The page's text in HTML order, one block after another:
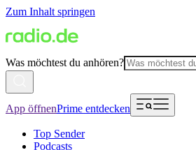
Zum Inhalt springen
Was möchtest du anhören?
App öffnenPrime entdecken
Top Sender
Podcasts